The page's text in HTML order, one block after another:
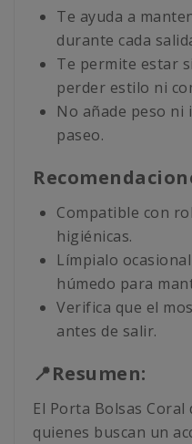
Te ayuda a
durante cada
Te permite estar
perder estilo ni
No añade peso ni
paseo.
Compatible con
higiénicas.
Límpialo
húmedo para
Verifica que el
antes de salir.
📍Resumen:
El Porta Bolsas
quienes buscan un